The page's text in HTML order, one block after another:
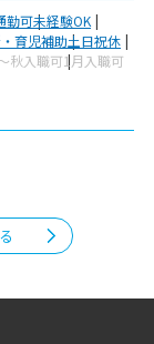
勤可未経験OK
育児補助土日祝休
秋入職可1月入職可